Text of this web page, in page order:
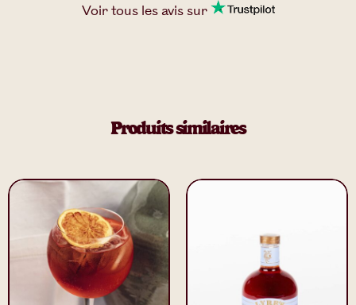
Voir tous lesavissur
Produits similaires